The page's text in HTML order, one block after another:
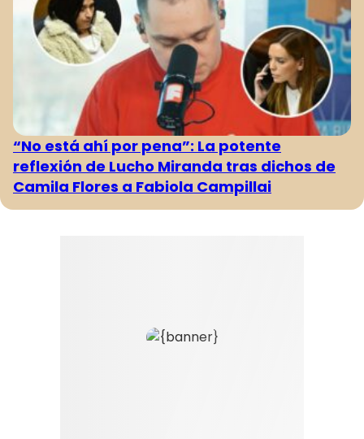
“No está ahí por pena”: La potente
reflexión de Lucho Miranda tras dichos de
Camila Flores a Fabiola Campillai